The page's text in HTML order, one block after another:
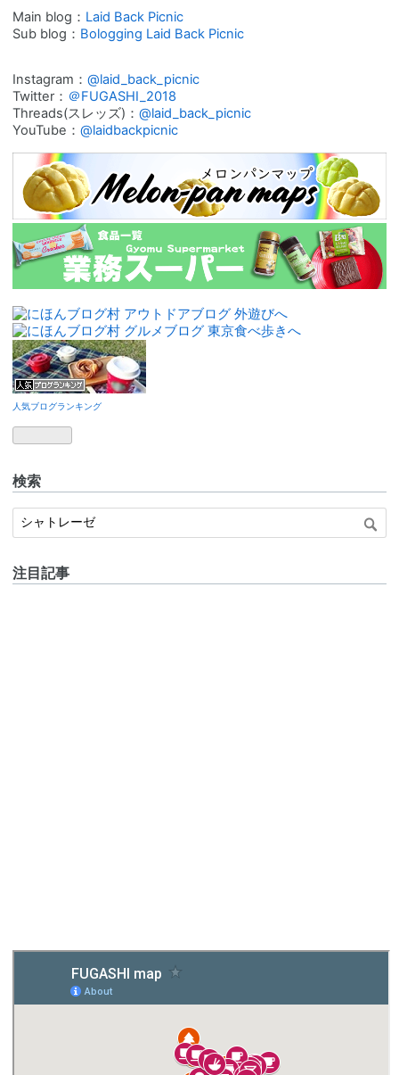
Main blog： Laid Back Picnic
Sub blog： Bologging Laid Back Picnic
Instagram： @laid_back_picnic
Twitter： ＠FUGASHI_2018
Threads(スレッズ)： @laid_back_picnic
YouTube： @laidbackpicnic
人気ブログランキング
検索
注目記事